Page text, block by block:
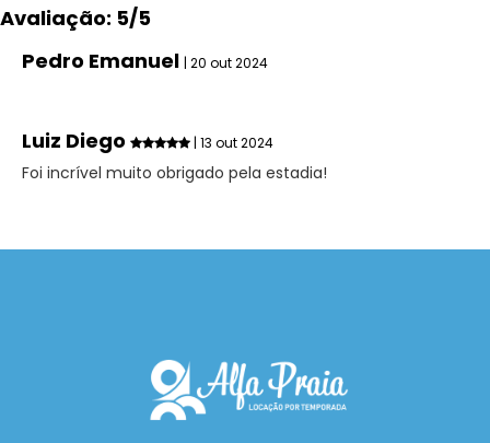
Avaliação: 5/5
Pedro Emanuel | 20 out 2024
Luiz Diego | 13 out 2024
Foi incrível muito obrigado pela estadia!